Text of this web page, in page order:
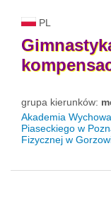
PL
grupa kierunków:
Akademia
Piaseckiego w
Fizycznej w